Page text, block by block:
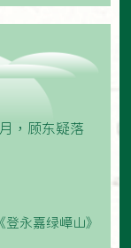
，顾东疑落
登永嘉绿嶂山》